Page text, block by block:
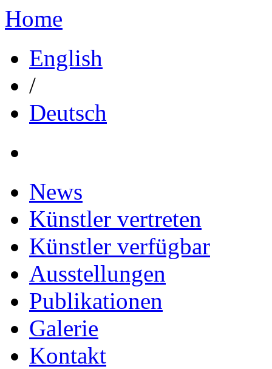
Home
English
/
Deutsch
News
Künstler vertreten
Künstler verfügbar
Ausstellungen
Publikationen
Galerie
Kontakt